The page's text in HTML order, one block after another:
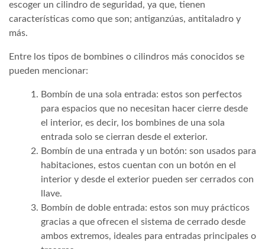
escoger un cilindro de seguridad, ya que, tienen
características como que son; antiganzúas, antitaladro y
más.
Entre los tipos de bombines o cilindros más conocidos se
pueden mencionar:
Bombín de una sola entrada: estos son perfectos
para espacios que no necesitan hacer cierre desde
el interior, es decir, los bombines de una sola
entrada solo se cierran desde el exterior.
Bombín de una entrada y un botón: son usados para
habitaciones, estos cuentan con un botón en el
interior y desde el exterior pueden ser cerrados con
llave.
Bombín de doble entrada: estos son muy prácticos
gracias a que ofrecen el sistema de cerrado desde
ambos extremos, ideales para entradas principales o